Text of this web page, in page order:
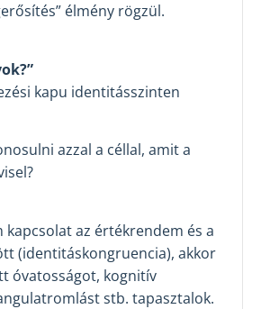
élmény rögzül.
kapu identitásszinten
azzal a céllal, amit a
kapcsolat az értékrendem és a
(identitáskongruencia), akkor
óvatosságot, kognitív
stb. tapasztalok.